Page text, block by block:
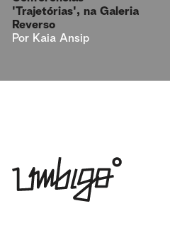
'Trajetórias', na Galeria
Reverso
Por Kaia Ansip